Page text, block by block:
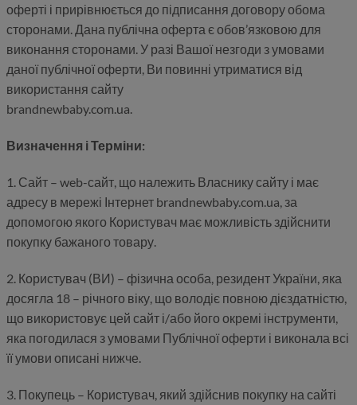
оферті і прирівнюється до підписання договору обома
сторонами. Дана публічна оферта є обов’язковою для
виконання сторонами. У разі Вашої незгоди з умовами
даної публічної оферти, Ви повинні утриматися від
використання сайту
brandnewbaby.com.ua.
Визначення і Терміни:
1. Сайт – web-сайт, що належить Власнику сайту і має
адресу в мережі Інтернет brandnewbaby.com.ua, за
допомогою якого Користувач має можливість здійснити
покупку бажаного товару.
2. Користувач (ВИ) – фізична особа, резидент України, яка
досягла 18 – річного віку, що володіє повною дієздатністю,
що використовує цей сайт і/або його окремі інструменти,
яка погодилася з умовами Публічної оферти і виконала всі
її умови описані нижче.
3. Покупець – Користувач, який здійснив покупку на сайті